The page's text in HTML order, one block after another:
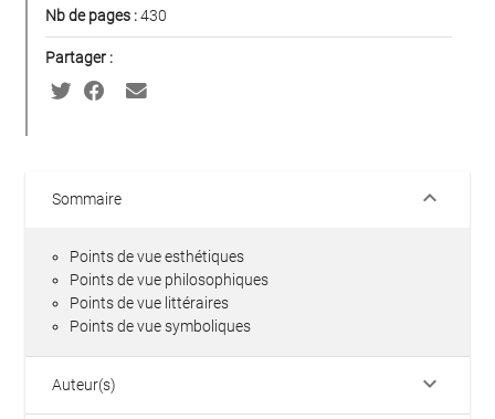
Nb de pages :430
Partager :
Sommaire keyboard_arrow_down
Points de vue esthétiques
Points de vue philosophiques
Points de vue littéraires
Points de vue symboliques
Auteur(s) keyboard_arrow_down